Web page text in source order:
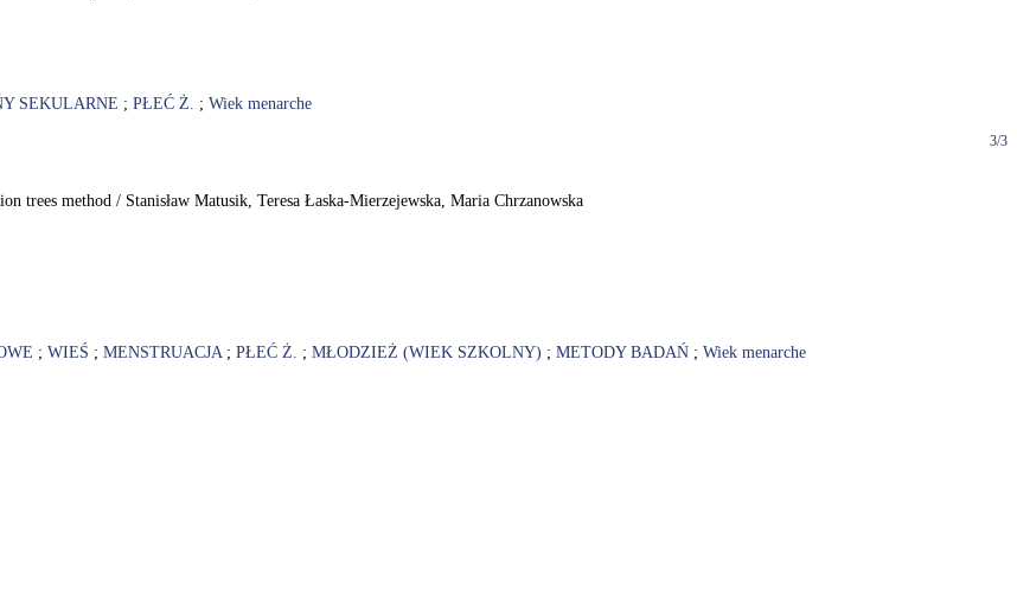
SEKULARNE ; PŁEĆ Ż. ; Wiek menarche
3/3
trees method / Stanisław Matusik, Teresa Łaska-Mierzejewska, Maria Chrzanowska
; WIEŚ ; MENSTRUACJA; PŁEĆ Ż. ; MŁODZIEŻ (WIEK SZKOLNY) ; METODY BADAŃ ; Wiek menarche